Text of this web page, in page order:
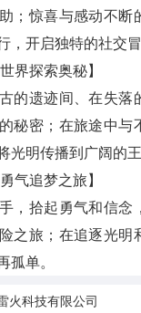
；惊喜与感动不断
，开启独特的社交冒
界探索奥秘】
的遗迹间、在失落
秘密；在旅途中与
光明传播到广阔的王
气追梦之旅】
，拾起勇气和信念
之旅；在追逐光明
单。
火科技有限公司